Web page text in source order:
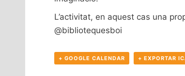
L’activitat, en aquest cas una
@bibliotequesboi
+ GOOGLE CALENDAR + EXPORTAR